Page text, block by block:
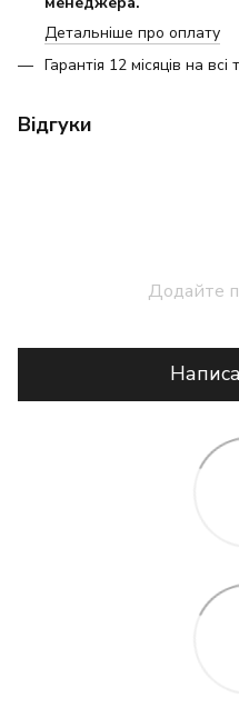
Детальніше про оплату
Гарантія 12 місяців на всі
Відгуки
Додайте